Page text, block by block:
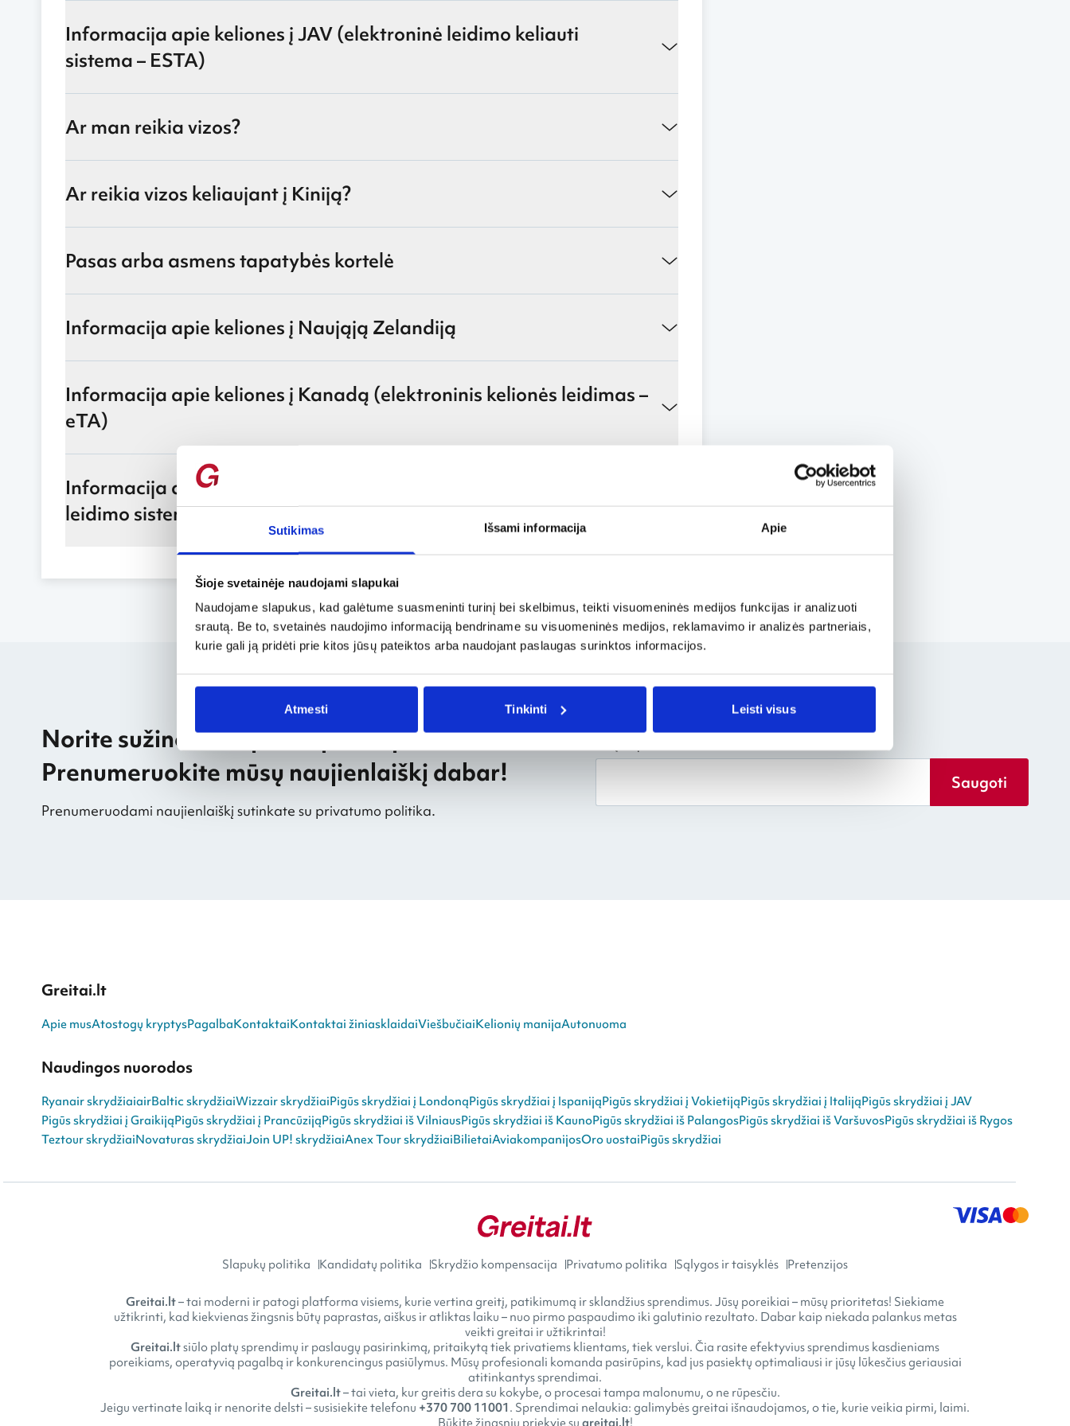
Sutikimas Išsami informacija Apie
Šioje svetainėje naudojami slapukai
Naudojame slapukus, kad galėtume suasmeninti turinį bei skelbimus, teikti visuomeninės medijos funkcijas ir analizuoti
srautą. Be to, svetainės naudojimo informaciją bendriname su visuomeninės medijos, reklamavimo ir analizės partneriais,
kurie gali ją pridėti prie kitos jūsų pateiktos arba naudojant paslaugas surinktos informacijos.
Atmesti Tinkinti Leisti visus
Informacija apie keliones į JAV (elektroninė leidimo keliauti
sistema – ESTA)
Ar man reikia vizos?
Ar reikia vizos keliaujant į Kiniją?
Pasas arba asmens tapatybės kortelė
Informacija apie keliones į Naująją Zelandiją
Informacija apie keliones į Kanadą (elektroninis kelionės leidimas –
eTA)
Informacija apie keliones į Jungtinę Karalystę (elektroninė kelionės
leidimo sistema – ETA)
Norite sužinoti naujienas pirmieji?
Prenumeruokite mūsų naujienlaiškį dabar!
Prenumeruodami naujienlaiškį sutinkate su privatumo politika.
Saugoti
Greitai.lt
Apie musAtostogų kryptysPagalbaKontaktaiKontaktai žiniasklaidaiViešbučiaiKelionių manijaAutonuoma
Naudingos nuorodos
Ryanair skrydžiaiairBaltic skrydžiaiWizzair skrydžiaiPigūs skrydžiai į LondonąPigūs skrydžiai į IspanijąPigūs skrydžiai į VokietijąPigūs skrydžiai į ItalijąPigūs skrydžiai į JAV
Pigūs skrydžiai į GraikijąPigūs skrydžiai į PrancūzijąPigūs skrydžiai iš VilniausPigūs skrydžiai iš KaunoPigūs skrydžiai iš PalangosPigūs skrydžiai iš VaršuvosPigūs skrydžiai iš Rygos
Teztour skrydžiaiNovaturas skrydžiaiJoin UP! skrydžiaiAnex Tour skrydžiaiBilietaiAviakompanijosOro uostaiPigūs skrydžiai
Slapukų politika Kandidatų politika Skrydžio kompensacija Privatumo politika Sąlygos ir taisyklės Pretenzijos
Greitai.lt– tai moderni ir patogi platforma visiems, kurie vertina greitį, patikimumą ir sklandžius sprendimus. Jūsų poreikiai – mūsų prioritetas! Siekiame
užtikrinti, kad kiekvienas žingsnis būtų paprastas, aiškus ir atliktas laiku – nuo pirmo paspaudimo iki galutinio rezultato. Dabar kaip niekada palankus metas
veikti greitai ir užtikrintai!
Greitai.ltsiūlo platų sprendimų ir paslaugų pasirinkimą, pritaikytą tiek privatiems klientams, tiek verslui. Čia rasite efektyvius sprendimus kasdieniams
poreikiams, operatyvią pagalbą ir konkurencingus pasiūlymus. Mūsų profesionali komanda pasirūpins, kad jus pasiektų optimaliausi ir jūsų lūkesčius geriausiai
atitinkantys sprendimai.
Greitai.lt– tai vieta, kur greitis dera su kokybe, o procesai tampa malonumu, o ne rūpesčiu.
Jeigu vertinate laiką ir nenorite delsti – susisiekite telefonu +370 700 11001 . Sprendimai nelaukia: galimybės greitai išnaudojamos, o tie, kurie veikia pirmi, laimi.
Būkite žingsniu priekyje su greitai.lt!